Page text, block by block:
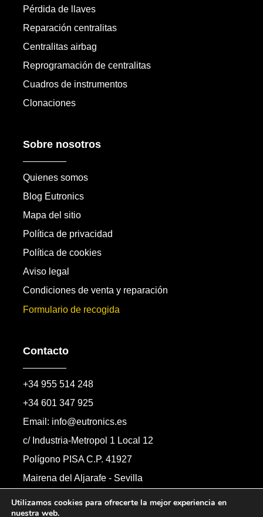
Pérdida de llaves
Reparación centralitas
Centralitas airbag
Reprogramación de centralitas
Cuadros de instrumentos
Clonaciones
Sobre nosotros
Quienes somos
Blog Eutronics
Mapa del sitio
Política de privacidad
Política de cookies
Aviso legal
Condiciones de venta y reparación
Formulario de recogida
Contacto
+34 955 514 248
+34 601 347 925
Email: info@eutronics.es
c/ Industria-Metropol 1 Local 12
Polígono PISA C.P. 41927
Mairena del Aljarafe - Sevilla
Formulario de contacto
Utilizamos cookies para ofrecerte la mejor experiencia en
nuestra web.